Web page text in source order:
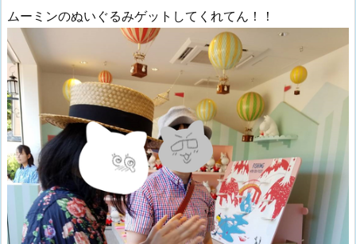
ムーミンのぬいぐるみゲットしてくれてん！！